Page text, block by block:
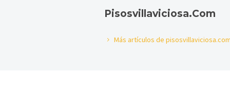
Pisosvillaviciosa.com
Más artículos de